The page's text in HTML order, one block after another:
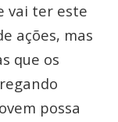
vai ter este
ações, mas
que os
possa